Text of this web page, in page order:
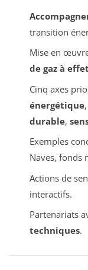
transition
Mise en
de gaz à
Cinq axes
énergétique,
durable,
Exemples
Naves, fonds
Actions de
interactifs.
Partenariats
techniques.